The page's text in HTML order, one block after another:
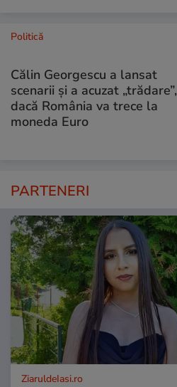
Politică
Călin Georgescu a lansat
scenarii și a acuzat „trădare”,
dacă România va trece la
moneda Euro
PARTENERI
ZiaruldeIasi.ro